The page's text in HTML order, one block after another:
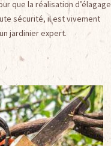
que la réalisation d’élagage
sécurité, il est vivement
jardinier expert.